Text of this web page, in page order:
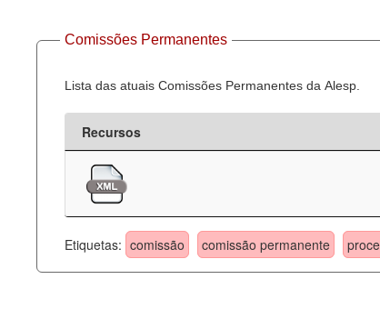
Comissões Permanentes
Lista das atuais Comissões Permanentes da Alesp.
Recursos
Etiquetas: comissão comissão permanente